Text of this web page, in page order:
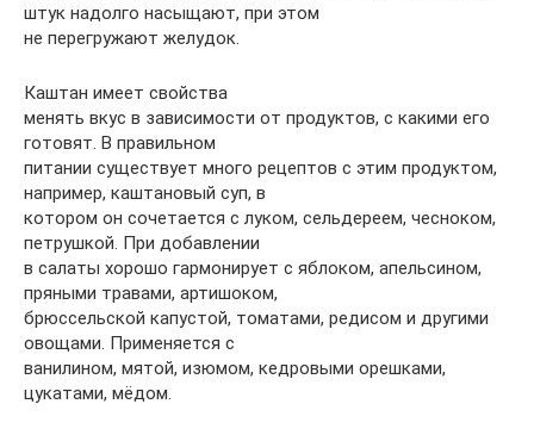
штук надолго насыщают, при этом
не перегружают желудок.
Каштан имеет свойства
менять вкус в зависимости от продуктов, с какими его
готовят. В правильном
питании существует много рецептов с этим продуктом,
например, каштановый суп, в
котором он сочетается с луком, сельдереем, чесноком,
петрушкой. При добавлении
в салаты хорошо гармонирует с яблоком, апельсином,
пряными травами, артишоком,
брюссельской капустой, томатами, редисом и другими
овощами. Применяется с
ванилином, мятой, изюмом, кедровыми орешками,
цукатами, мёдом.